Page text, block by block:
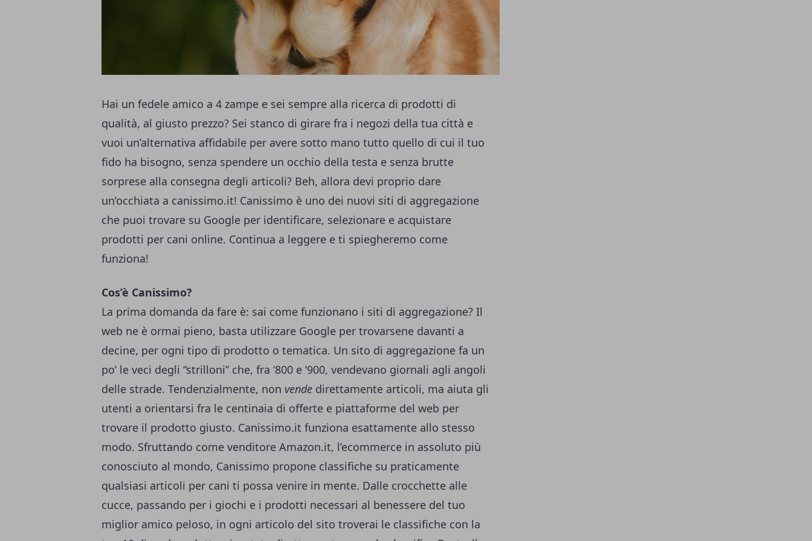
Hai un fedele amico a 4 zampe e sei sempre alla ricerca di prodotti di
qualità, al giusto prezzo? Sei stanco di girare fra i negozi della tua città e
vuoi un’alternativa affidabile per avere sotto mano tutto quello di cui il tuo
fido ha bisogno, senza spendere un occhio della testa e senza brutte
sorprese alla consegna degli articoli? Beh, allora devi proprio dare
un’occhiata a canissimo.it! Canissimo è uno dei nuovi siti di aggregazione
che puoi trovare su Google per identificare, selezionare e acquistare
prodotti per cani online. Continua a leggere e ti spiegheremo come
funziona!
Cos’è Canissimo?
La prima domanda da fare è: sai come funzionano i siti di aggregazione? Il
web ne è ormai pieno, basta utilizzare Google per trovarsene davanti a
decine, per ogni tipo di prodotto o tematica. Un sito di aggregazione fa un
po’ le veci degli “strilloni” che, fra ‘800 e ‘900, vendevano giornali agli angoli
delle strade. Tendenzialmente, non vende direttamente articoli, ma aiuta gli
utenti a orientarsi fra le centinaia di offerte e piattaforme del web per
trovare il prodotto giusto. Canissimo.it funziona esattamente allo stesso
modo. Sfruttando come venditore Amazon.it, l’ecommerce in assoluto più
conosciuto al mondo, Canissimo propone classifiche su praticamente
qualsiasi articoli per cani ti possa venire in mente. Dalle crocchette alle
cucce, passando per i giochi e i prodotti necessari al benessere del tuo
miglior amico peloso, in ogni articolo del sito troverai le classifiche con la